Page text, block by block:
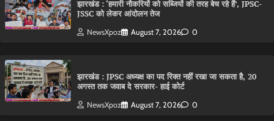
झारखंड : ‘हमारी नौकरियों को सब्जियों की तरह बेच रहे हैं’, JPSC-
JSSC को लेकर आंदोलन तेज
NewsXpoz August 7, 2026 0
झारखंड : JPSC अध्यक्ष का पद रिक्त नहीं रखा जा सकता है, 20
अगस्त तक जवाब दे सरकार- हाई कोर्ट
NewsXpoz August 7, 2026 0